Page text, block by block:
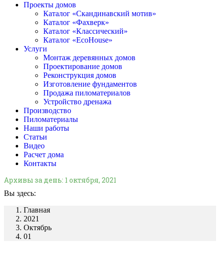
Проекты домов
Каталог «Скандинавский мотив»
Каталог «Фахверк»
Каталог «Классический»
Каталог «EcoHouse»
Услуги
Монтаж деревянных домов
Проектирование домов
Реконструкция домов
Изготовление фундаментов
Продажа пиломатериалов
Устройство дренажа
Производство
Пиломатериалы
Наши работы
Статьи
Видео
Расчет дома
Контакты
Архивы за день: 1 октября, 2021
Вы здесь:
Главная
2021
Октябрь
01